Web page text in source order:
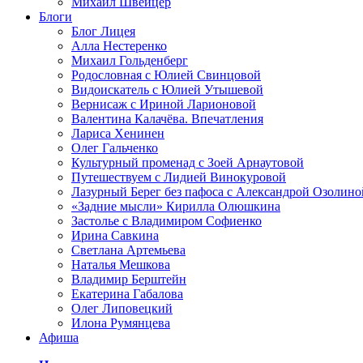
Блоги
Блог Лицея
Алла Нестеренко
Михаил Гольденберг
Родословная с Юлией Свинцовой
Видоискатель с Юлией Утышевой
Вернисаж с Ириной Ларионовой
Валентина Калачёва. Впечатления
Лариса Хенинен
Олег Гальченко
Культурный променад с Зоей Арнаутовой
Путешествуем с Лидией Винокуровой
Лазурный Берег без пафоса с Александрой
«Задние мысли» Кирилла Олюшкина
Застолье с Владимиром Софиенко
Ирина Савкина
Светлана Артемьева
Наталья Мешкова
Владимир Берштейн
Екатерина Габалова
Олег Липовецкий
Илона Румянцева
Афиша